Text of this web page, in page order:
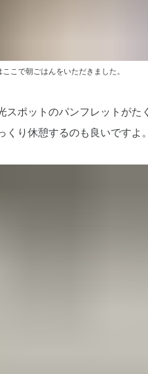
くり休憩するのも良いですよ。